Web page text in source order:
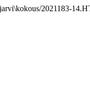
2021183-